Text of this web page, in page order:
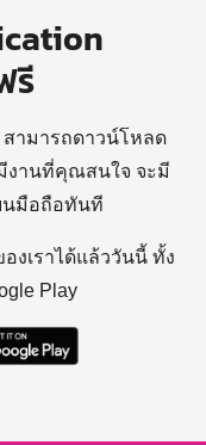
รี
สามารถดาวน์โหลด
งานที่คุณสนใจ จะมี
นมือถือทันที
งเราได้แล้ววันนี้ ทั้ง
Play